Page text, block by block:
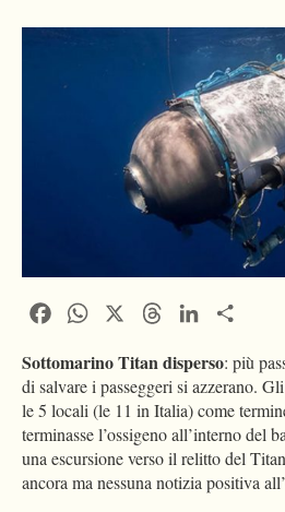
FacebookWhatsApp ThreadsLinkedIn
Sottomarino Titan disperso: più
di salvare i passeggeri si azzerano.
le 5 locali (le 11 in Italia) come
terminasse l’ossigeno all’interno del
una escursione verso il relitto del
ancora ma nessuna notizia positiva